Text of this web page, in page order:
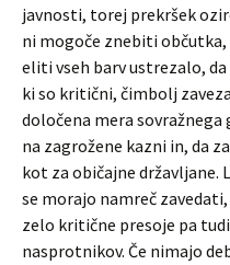
javnosti, torej prekršek
ni mogoče znebiti
eliti vseh barv ustrezalo,
ki so kritični, čimbolj
določena mera
na zagrožene kazni in, da
kot za običajne državljane.
se morajo namreč
zelo kritične presoje pa
nasprotnikov. Če nimajo